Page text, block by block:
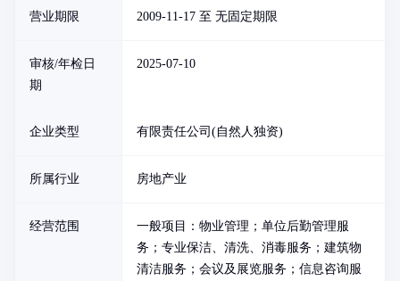
营业期限 2009-11-17 至 无固定期限
审核/年检日
期
2025-07-10
企业类型 有限责任公司(自然人独资)
所属行业 房地产业
经营范围
一般项目：物业管理；单位后勤管理服
务；专业保洁、清洗、消毒服务；建筑物
清洁服务；会议及展览服务；信息咨询服